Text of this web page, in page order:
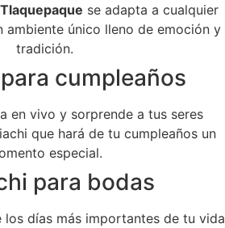
se adapta a cualquier
ambiente único lleno de emoción y
tradición.
cumpleaños
en vivo y sorprende a tus seres
que hará de tu cumpleaños un
especial.
para bodas
los días más importantes de tu vida